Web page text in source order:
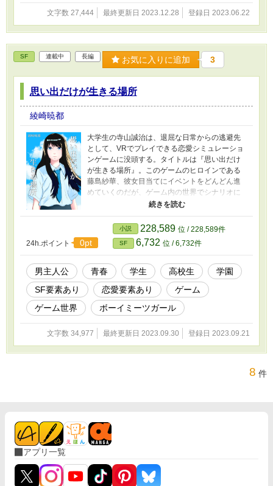
文字数 27,444 最終更新日 2023.12.28 登録日 2023.06.22
SF 連載中 長編 お気に入りに追加 3
思い出だけが生きる場所
綾崎暁都
大学生の寺山誠治は、退屈な日常からの逃避先
として、VRでプレイできる恋愛シミュレーショ
ンゲームに没頭する。タイトルは『思い出だけ
が生きる場所』。このゲームのヒロインである
藤島紗華、彼女目当てにイベントをどんどん進
めていくのだが、ゲーム内の世界でシナリオに
はない異変が起こり始める。 InstagramとTikTok
イムラプス動画を投稿しているので、良かった
らそちらも見てもらえると嬉しいです。よろし
くお願いします！
https://www.instagram.com/akito_ayasaki/
https://www.tiktok.com/@akito_ayasaki
24h.ポイント 0pt
小説 228,589 位 / 228,589件
SF 6,732 位 / 6,732件
男主人公 青春 学生 高校生
学園
SF要素あり
恋愛要素あり
ゲーム
ゲーム世界
ボーイミーツガール
文字数 34,977 最終更新日 2023.09.30 登録日 2023.09.21
8 件
アプリ一覧